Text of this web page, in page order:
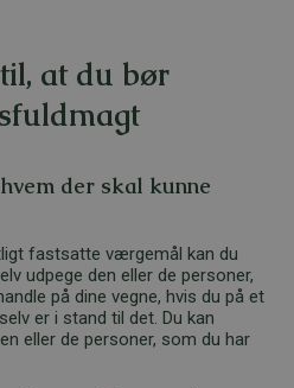
at du bør
der skal kunne
fastsatte værgemål kan du
udpege den eller de personer,
på dine vegne, hvis du på et
er i stand til det. Du kan
eller de personer, som du har